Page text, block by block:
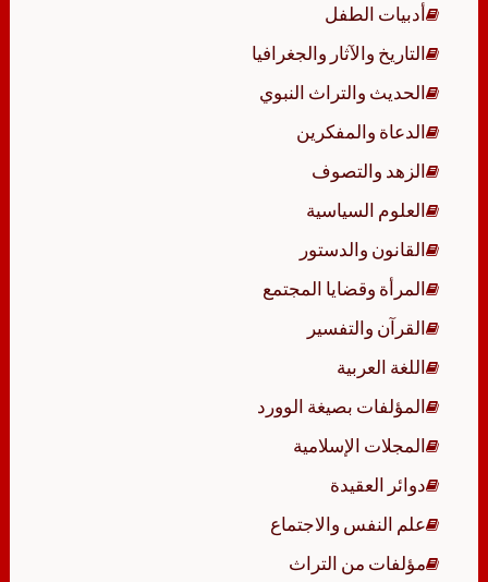
أدبيات الطفل
التاريخ والآثار والجغرافيا
الحديث والتراث النبوي
الدعاة والمفكرين
الزهد والتصوف
العلوم السياسية
القانون والدستور
المرأة وقضايا المجتمع
القرآن والتفسير
اللغة العربية
المؤلفات بصيغة الوورد
المجلات الإسلامية
دوائر العقيدة
علم النفس والاجتماع
مؤلفات من التراث